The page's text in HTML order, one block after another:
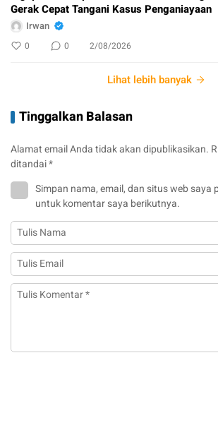
Gerak Cepat Tangani Kasus Penganiayaan
Irwan
0 0 2/08/2026
Lihat lebih banyak
Tinggalkan Balasan
Alamat email Anda tidak akan dipublikasikan.
ditandai*
Simpan nama, email, dan situs web saya
untuk komentar saya berikutnya.